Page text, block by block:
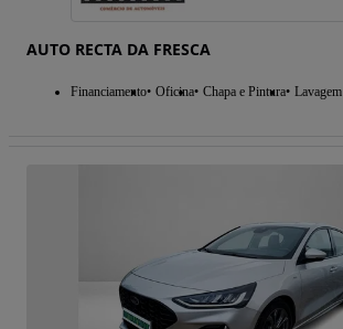
AUTO RECTA DA FRESCA
Financiamento Oficina Chapa e Pintura Lavagem